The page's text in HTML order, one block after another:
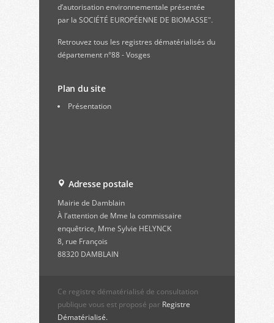
d’autorisation environnementale présentée
par la SOCIÉTÉ EUROPÉENNE DE BIOMASSE".
Retrouvez tous les registres dématérialisés du
département n°88 - Vosges
Plan du site
Présentation
Adresse postale
Mairie de Damblain
À l’attention de Mme la commissaire
enquêtrice, Mme Sylvie HELYNCK
8, rue François
88320 DAMBLAIN
Ce registre dématérialisé de consultation
publique vous est proposé par Registre
Dématérialisé.